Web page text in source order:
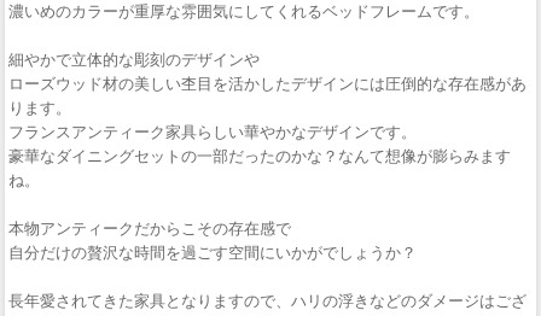
濃いめのカラーが重厚な雰囲気にしてくれるベッドフレームです。
細やかで立体的な彫刻のデザインや
ローズウッド材の美しい杢目を活かしたデザインには圧倒的な存在感があ
ります。
フランスアンティーク家具らしい華やかなデザインです。
豪華なダイニングセットの一部だったのかな？なんて想像が膨らみます
ね。
本物アンティークだからこその存在感で
自分だけの贅沢な時間を過ごす空間にいかがでしょうか？
長年愛されてきた家具となりますので、ハリの浮きなどのダメージはござ